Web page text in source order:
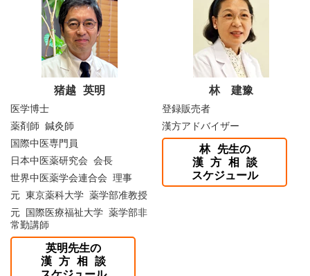
猪越 英明
医学博士
薬剤師 鍼灸師
国際中医専門員
日本中医薬研究会 会長
世界中医薬学会連合会 理事
元 東京薬科大学 薬学部准教授
元 国際医療福祉大学 薬学部非
常勤講師
英明先生の
漢 方 相 談
林 建豫
登録販売者
漢方アドバイザー
林 先生の
漢 方 相 談
スケジュール